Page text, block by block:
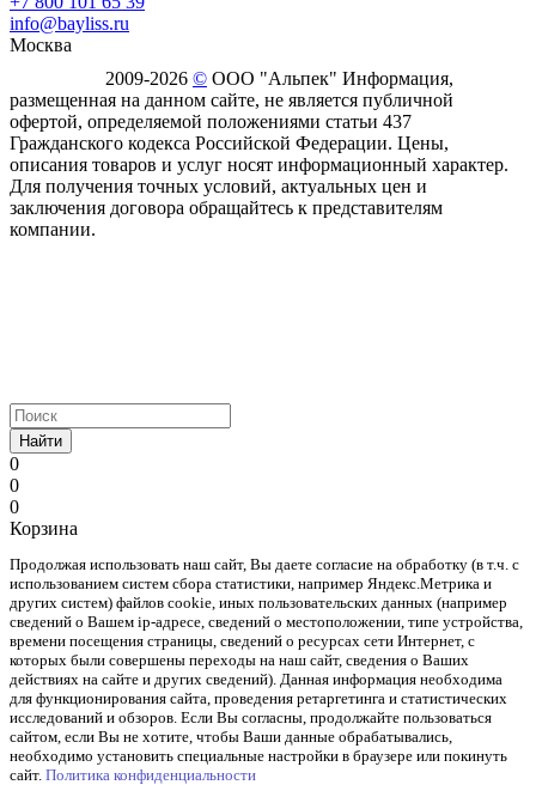
info@bayliss.ru
Москва
2009-2026 © ООО "Альпек" Информация,
размещенная на данном сайте, не является публичной
офертой, определяемой положениями статьи 437
Гражданского кодекса Российской Федерации. Цены,
описания товаров и услуг носят информационный характер.
Для получения точных условий, актуальных цен и
заключения договора обращайтесь к представителям
компании.
Найти
0
0
0
Корзина
Продолжая использовать наш cайт, Вы даете согласие на обработку (в т.ч. с
использованием систем сбора статистики, например Яндекс.Метрика и
других систем) файлов cookie, иных пользовательских данных (например
сведений о Вашем ip-адресе, сведений о местоположении, типе устройства,
времени посещения страницы, сведений о ресурсах сети Интернет, с
которых были совершены переходы на наш сайт, сведения о Ваших
действиях на сайте и других сведений). Данная информация необходима
для функционирования сайта, проведения ретаргетинга и статистических
исследований и обзоров. Если Вы согласны, продолжайте пользоваться
сайтом, если Вы не хотите, чтобы Ваши данные обрабатывались,
необходимо установить специальные настройки в браузере или покинуть
сайт. Политика конфиденциальности